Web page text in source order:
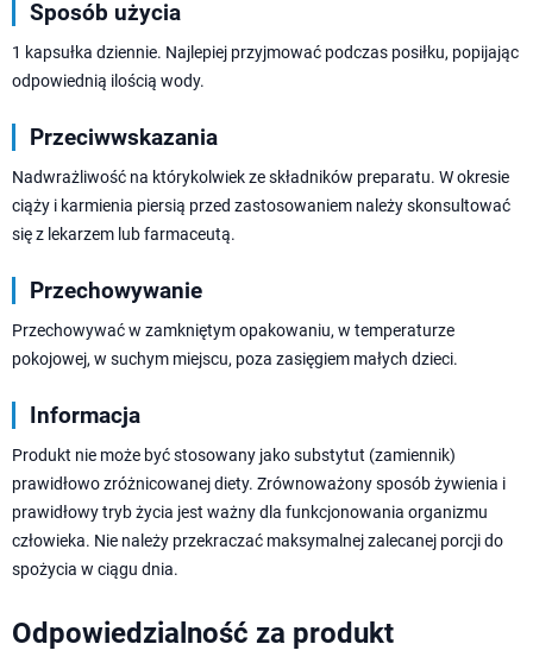
Sposób użycia
1 kapsułka dziennie. Najlepiej przyjmować podczas posiłku, popijając
odpowiednią ilością wody.
Przeciwwskazania
Nadwrażliwość na którykolwiek ze składników preparatu. W okresie
ciąży i karmienia piersią przed zastosowaniem należy skonsultować
się z lekarzem lub farmaceutą.
Przechowywanie
Przechowywać w zamkniętym opakowaniu, w temperaturze
pokojowej, w suchym miejscu, poza zasięgiem małych dzieci.
Informacja
Produkt nie może być stosowany jako substytut (zamiennik)
prawidłowo zróżnicowanej diety. Zrównoważony sposób żywienia i
prawidłowy tryb życia jest ważny dla funkcjonowania organizmu
człowieka. Nie należy przekraczać maksymalnej zalecanej porcji do
spożycia w ciągu dnia.
Odpowiedzialność za produkt